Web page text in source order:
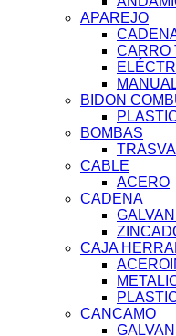
APAREJO
CARRO
BIDON
BOMBAS
CABLE
ACERO
CADENA
CAJA
CANCAMO